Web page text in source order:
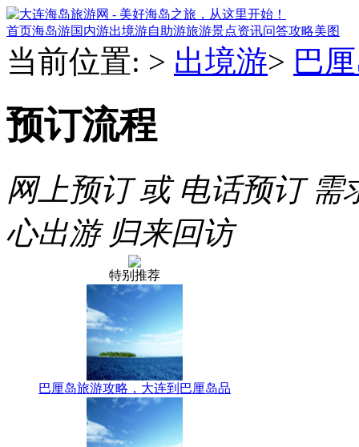
首页海岛游国内游出境游自助游旅游景点资讯问答攻略美图
当前位置: > 出境游> 巴
预订流程
网上预订 或 电话预订 需
心出游 归来回访
特别推荐
巴厘岛旅游攻略，大连到巴厘岛品